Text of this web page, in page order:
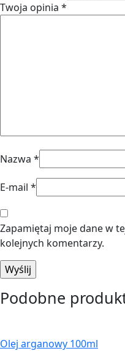
Twoja opinia *
Nazwa *
E-mail *
Zapamiętaj moje dane w
kolejnych komentarzy.
Podobne
Olej arganowy 100ml